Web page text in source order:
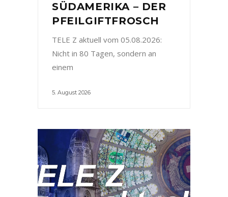
SÜDAMERIKA – DER
PFEILGIFTFROSCH
TELE Z aktuell vom 05.08.2026:
Nicht in 80 Tagen, sondern an
einem
5. August 2026